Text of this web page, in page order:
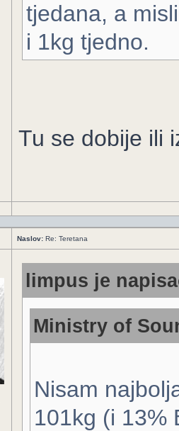
tjedana, a
i 1kg tjedno.
Tu se dobije ili
Naslov: Re: Teretana
limpus je
Ministry of
Nisam
101kg (i 13%